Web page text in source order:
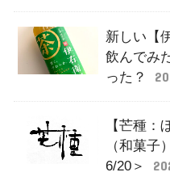
新しい【
飲んでみ
った？
【芒種：
（和菓子
6/20＞